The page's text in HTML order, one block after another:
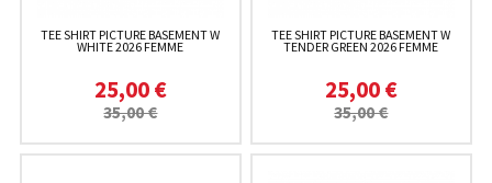
TEE SHIRT PICTURE BASEMENT W
WHITE 2026 FEMME
25,00 €
35,00 €
TEE SHIRT PICTURE BASEMENT W
TENDER GREEN 2026 FEMME
25,00 €
35,00 €